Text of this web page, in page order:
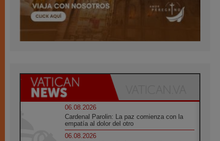
06.08.2026
Cardenal Parolin: La paz comienza con la
empatía al dolor del otro
06.08.2026